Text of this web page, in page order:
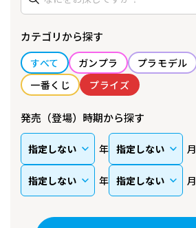
カテゴリから探す
すべて ガンプラ プラモデル
一番くじ
プライズ
発売（登場）時期から探す
年 月
年 月